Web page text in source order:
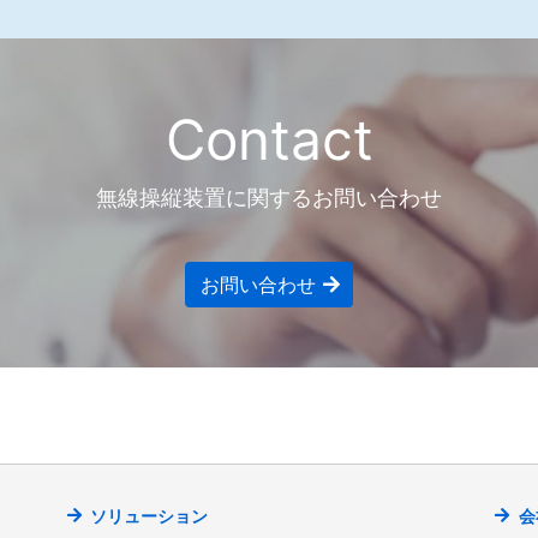
Contact
無線操縦装置に関するお問い合わせ
お問い合わせ
ソリューション